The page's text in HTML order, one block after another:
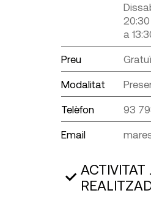
20:30
a
Preu
Modalitat
Telèfon 93
Email
ACTIVITAT